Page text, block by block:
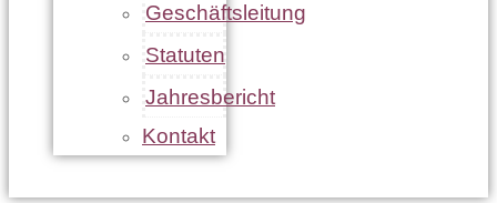
Geschäftsleitung
Statuten
Jahresbericht
Kontakt